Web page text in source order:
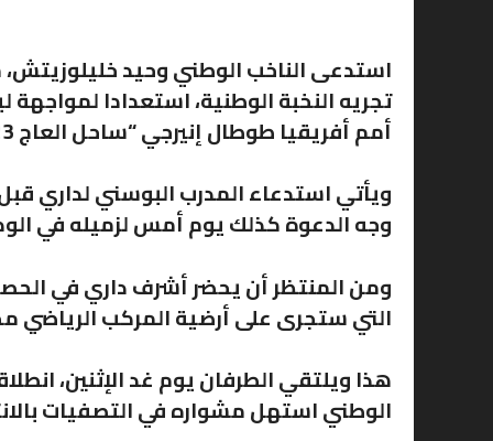
استدعى الناخب الوطني وحيد خليلوزيتش،
تجريه النخبة الوطنية، استعدادا
أمم أفريقيا طوطال إنيرجي“ساحل العاج 2023”.
ويأتي استدعاء المدرب البوسني لداري
وجه الدعوة كذلك يوم أمس لزميله في
ومن المنتظر أن يحضر أشرف داري في الحصة
التي ستجرى على أرضية المركب الرياضي
الوطني استهل مشواره في التصفيات